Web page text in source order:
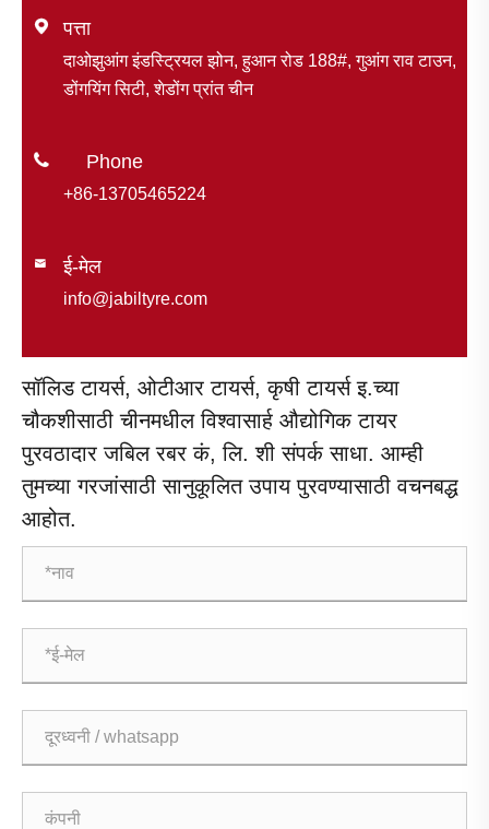
 पत्ता
दाओझुआंग इंडस्ट्रियल झोन, हुआन रोड 188#, गुआंग राव टाउन,
डोंगयिंग सिटी, शेडोंग प्रांत चीन

+86-13705465224
 ई-मेल
info@jabiltyre.com
सॉलिड टायर्स, ओटीआर टायर्स, कृषी टायर्स इ.च्या
चौकशीसाठी चीनमधील विश्वासार्ह औद्योगिक टायर
पुरवठादार जबिल रबर कं, लि. शी संपर्क साधा. आम्ही
तुमच्या गरजांसाठी सानुकूलित उपाय पुरवण्यासाठी वचनबद्ध
आहोत.